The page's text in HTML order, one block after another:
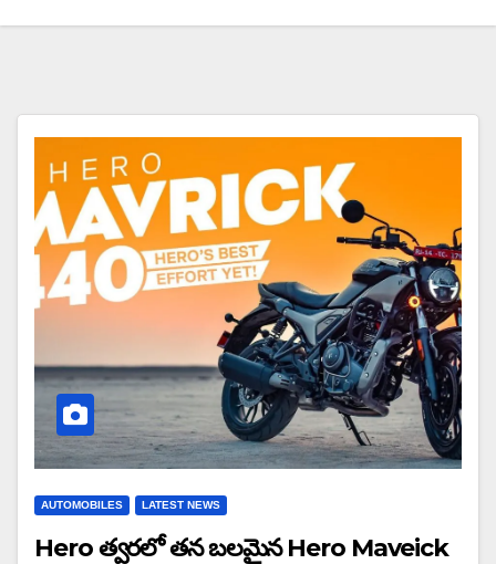
AUTOMOBILES LATEST NEWS
Hero త్వరలో తన బలమైన Hero Maveick